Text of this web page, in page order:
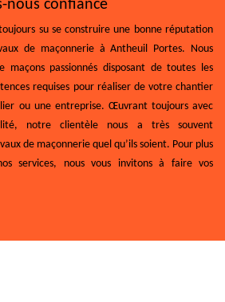
nous confiance
su se construire une bonne réputation
de maçonnerie à Antheuil Portes. Nous
maçons passionnés disposant de toutes les
requises pour réaliser de votre chantier
ou une entreprise. Œuvrant toujours avec
notre clientèle nous a très souvent
de maçonnerie quel qu’ils soient. Pour plus
services, nous vous invitons à faire vos